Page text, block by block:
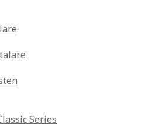
Series